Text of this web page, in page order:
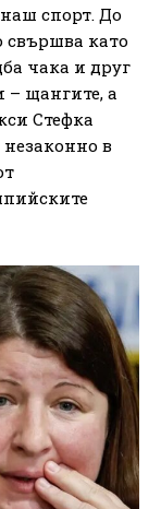
спорт. До
свършва като
чака и друг
щангите, а
Стефка
в